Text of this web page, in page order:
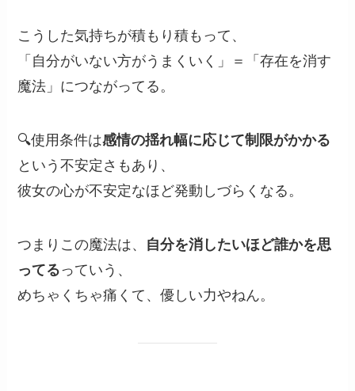
こうした気持ちが積もり積もって、
「自分がいない方がうまくいく」＝「存在を消す
魔法」につながってる。
🔍使用条件は感情の揺れ幅に応じて制限がかかる
という不安定さもあり、
彼女の心が不安定なほど発動しづらくなる。
つまりこの魔法は、 自分を消したいほど誰かを思
ってるっていう、
めちゃくちゃ痛くて、優しい力やねん。